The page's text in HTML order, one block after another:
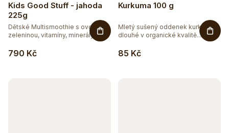
Kids Good Stuff - jahoda
225g
790 Kč
Dětské Multismoothie s ovocem,
zeleninou, vitamíny, minerály,...
Kurkuma 100 g
85 Kč
Mletý sušený oddenek kurkumy
dlouhé v organické kvalitě...